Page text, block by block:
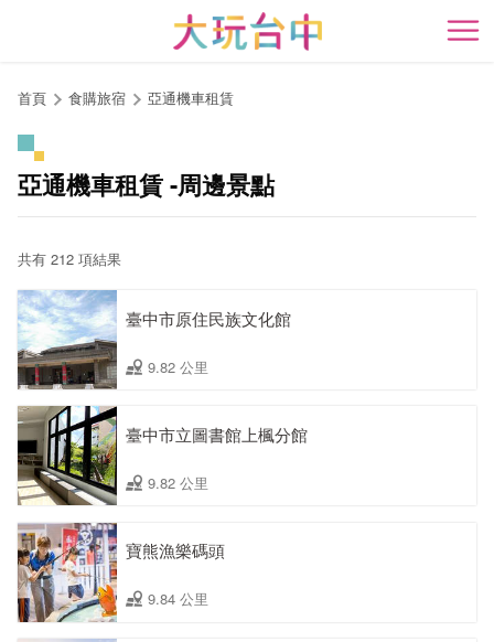
開
首頁 食購旅宿 亞通機車租賃
亞通機車租賃 -周邊景點
共有 212 項結果
臺中市原住民族文化館
9.82 公里
臺中市立圖書館上楓分館
9.82 公里
寶熊漁樂碼頭
9.84 公里